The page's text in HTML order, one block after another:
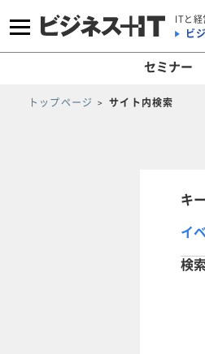
ITと
ビ
セミナー
トップページ サイト内検索
キ
イ
検